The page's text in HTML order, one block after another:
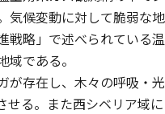
気候変動に対して脆弱な地
戦略」で述べられている温
である。
が存在し、木々の呼吸・光
せる。また西シベリア域に